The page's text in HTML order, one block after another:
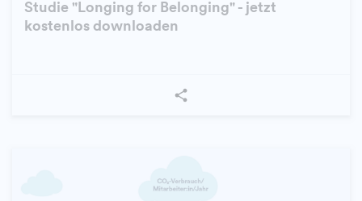
Studie "Longing for Belonging" - jetzt
kostenlos downloaden